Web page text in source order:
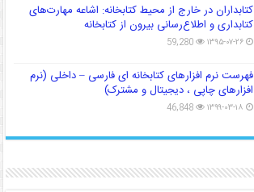
کتابداران در خارج از محیط کتابخانه: اشاعه مهارت‌های
کتابداری و اطلاع‌رسانی بیرون از کتابخانه
۱۳۹۵-۰۷-۲۶ 59,280
فهرست نرم افزارهای کتابخانه ای فارسی – داخلی (نرم
افزارهای چاپی ، دیجیتال و مشترک)
۱۳۹۹-۰۳-۱۸ 46,848